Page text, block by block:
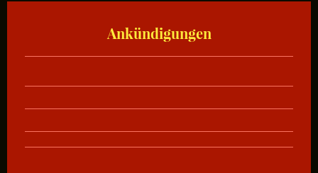
Ankündigungen